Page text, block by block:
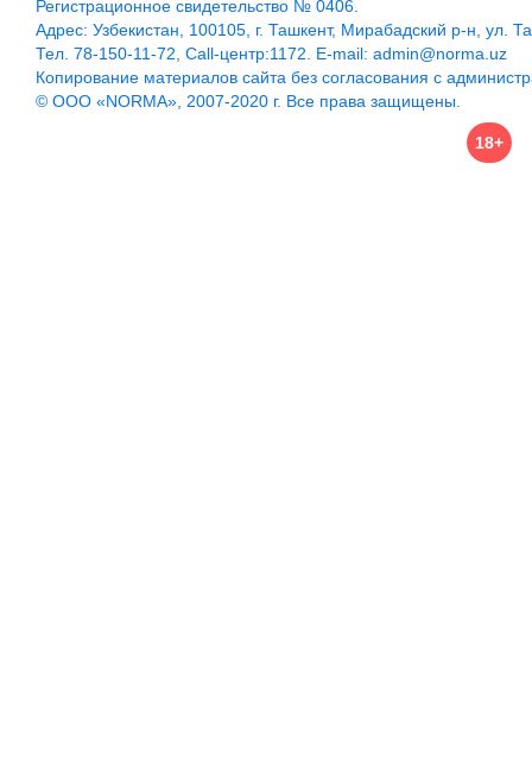
Регистрационное свидетельство № 0406.
Адрес: Узбекистан, 100105, г. Ташкент, Мирабадский р-н, ул.
Тел. 78-150-11-72, Call-центр:1172. E-mail: admin@norma.uz
Копирование материалов сайта без согласования с
© ООО «NORMA», 2007-2020 г. Все права защищены.
18+